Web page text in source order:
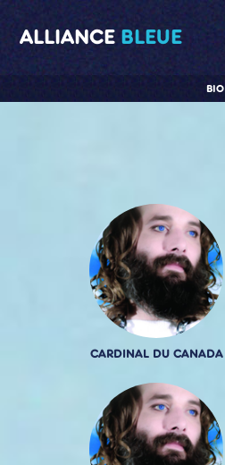
ALLIANCE BLEUE
BIO
CARDINAL DU CANADA